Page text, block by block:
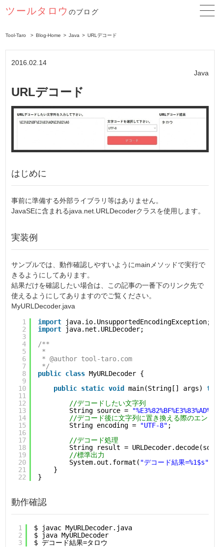
ツールタロウ のブログ
Tool-Taro Blog-Home Java URLデコード
2016.02.14
Java
URLデコード
はじめに
事前に準備する外部ライブラリ等はありません。
JavaSEに含まれるjava.net.URLDecoderクラスを使用します。
実装例
サンプルでは、動作確認しやすいようにmainメソッドで実行で
きるようにしてあります。
結果だけを確認したい場合は、この記事の一番下のリンク先で
使えるようにしてありますのでご覧ください。
MyURLDecoder.java
1
2
3
4
5
6
7
8
9
10
11
12
13
14
15
16
17
18
19
20
21
22
import
java.io.UnsupportedEncodingException;
import
java.net.URLDecoder;
/**
*
* @author tool-taro.com
*/
public class MyURLDecoder {
public static void main(String[] args)
//デコードしたい文字列
String source =
//デコード後に文字列に置き換える際のエンコ
String encoding =
"UTF-8" ;
//デコード処理
String result =
//標準出力
System.out.format( "デコード結果=%1$s"
}
}
動作確認
1
2
3
$ javac MyURLDecoder.java
$ java MyURLDecoder
$ デコード結果=タロウ